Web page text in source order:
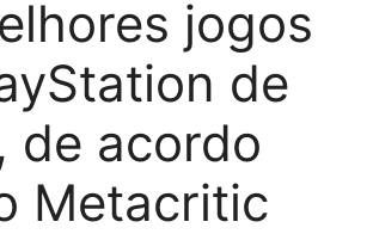
jogos
de
de acordo
Metacritic